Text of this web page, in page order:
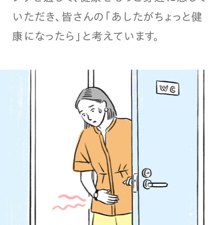
いただき、皆さんの「あしたがちょっと健
康になったら」と考えています。